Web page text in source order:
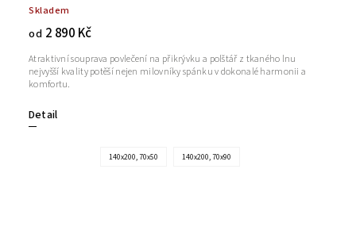
Skladem
od 2 890 Kč
Detail
Atraktivní souprava povlečení na přikrývku a polštář z tkaného lnu
nejvyšší kvality potěší nejen milovníky spánku v dokonalé harmonii a
komfortu.
140x200, 70x50 140x200, 70x90